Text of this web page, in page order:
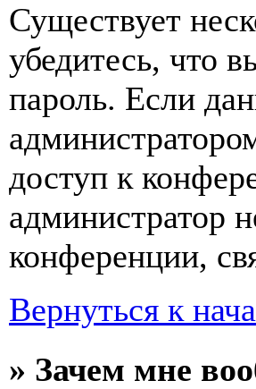
Существует
убедитесь, что
пароль. Если
доступ к
администратор
конференции,
Вернуться к
» Зачем мне